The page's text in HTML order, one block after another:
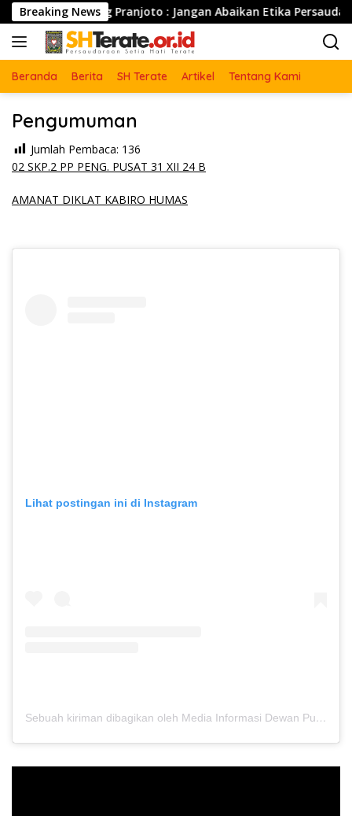
Langsung
ke
konten
Breaking News
Widjang Pranjoto : Jangan Abaikan Etika Persaudaraan
Beranda Berita SH Terate Artikel Tentang Kami
Pengumuman
Jumlah Pembaca: 136
02 SKP.2 PP PENG. PUSAT 31 XII 24 B
AMANAT DIKLAT KABIRO HUMAS
Lihat postingan ini di Instagram
Sebuah kiriman dibagikan oleh Media Informasi Dewan Pusat Persaudaraan Setia Hati Terate (@media.dewanpusat)